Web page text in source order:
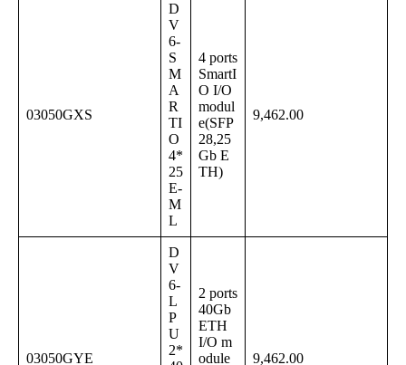
03050GXS
D
V
6-
S
M
A
R
TI
O
4*
25
E-
M
L
4 ports
SmartI
O I/O
modul
e(SFP
28,25
Gb E
TH)
9,462.00
03050GYE
D
V
6-
L
P
U
2*
2 ports
40Gb
ETH
I/O m
odule
9,462.00